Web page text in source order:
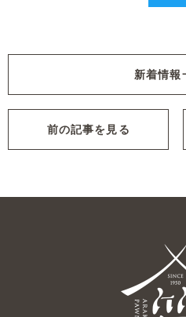
前の記事を見る
新着情報